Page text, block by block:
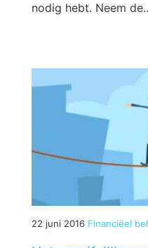
nodig hebt. Neem
22 juni 2016 Financiëel